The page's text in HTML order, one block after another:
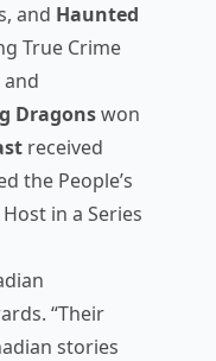
and Haunted
True Crime
Dragonswon
received
the People’s
in a Series
“Their
stories